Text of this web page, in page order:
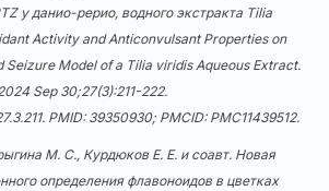
у данио-рерио, водного экстракта Tilia
Activity and Anticonvulsant Properties on
Seizure Model of a Tilia viridis Aqueous Extract.
Sep 30;27(3):211-222.
. PMID: 39350930; PMCID: PMC11439512.
М. С., Курдюков Е. Е. и соавт. Новая
определения флавоноидов в цветках